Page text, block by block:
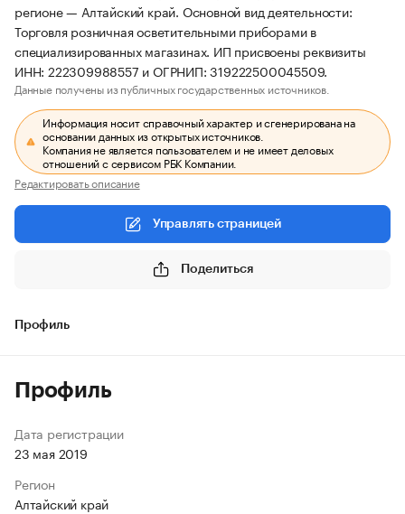
регионе — Алтайский край. Основной вид деятельности:
Торговля розничная осветительными приборами в
специализированных магазинах. ИП присвоены реквизиты
ИНН: 222309988557 и ОГРНИП: 319222500045509.
Данные получены из публичных государственных источников.
Информация носит справочный характер и сгенерирована на
основании данных из открытых источников.
Компания не является пользователем и не имеет деловых
отношений с сервисом РБК Компании.
Редактировать описание
Управлять страницей
Поделиться
Профиль
Профиль
Дата регистрации
23 мая 2019
Регион
Алтайский край